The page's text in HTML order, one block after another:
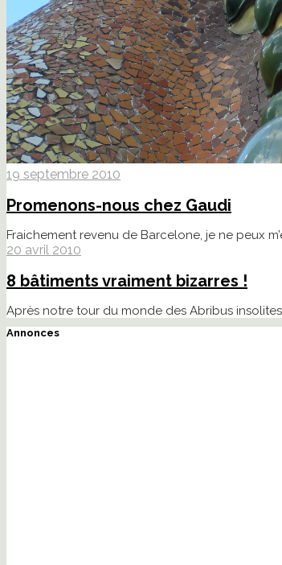
19 septembre 2010
Promenons-nous chez Gaudi
Fraichement revenu de Barcelone, je ne peux
20 avril 2010
8 bâtiments vraiment bizarres !
Après notre tour du monde des Abribus
Annonces